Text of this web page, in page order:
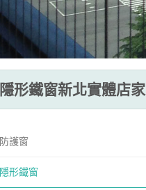
隱形鐵窗新北實體店家
防護窗
隱形鐵窗